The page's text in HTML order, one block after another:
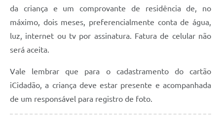
Contato
da criança e um comprovante de residência de, no
máximo, dois meses, preferencialmente conta de água,
luz, internet ou tv por assinatura. Fatura de celular não
será aceita.
Vale lembrar que para o cadastramento do cartão
iCidadão, a criança deve estar presente e acompanhada
de um responsável para registro de foto.